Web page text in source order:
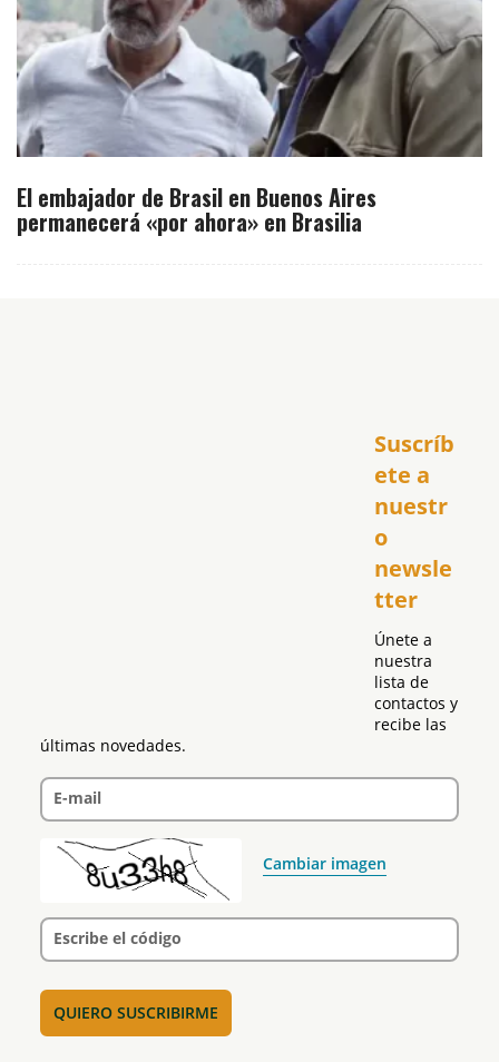
El embajador de Brasil en Buenos Aires
permanecerá «por ahora» en Brasilia
Suscríb
ete a
nuestr
o
newsle
tter
Únete a
nuestra
lista de
contactos y
recibe las
últimas novedades.
E-mail
Cambiar imagen
Escribe el código